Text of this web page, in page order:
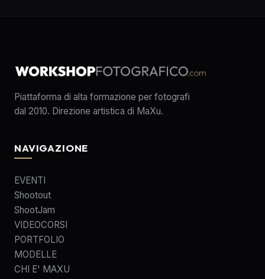
Piattaforma di alta formazione per fotografi
dal 2010. Direzione artistica di MaXu.
NAVIGAZIONE
EVENTI
Shootout
ShootJam
VIDEOCORSI
PORTFOLIO
MODELLE
CHI E' MAXU